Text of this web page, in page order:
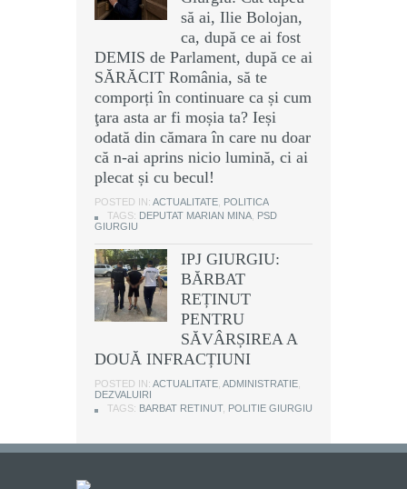
să ai, Ilie Bolojan,
ca, după ce ai fost
DEMIS de Parlament, după ce ai
SĂRĂCIT România, să te
comporți în continuare ca și cum
ţara asta ar fi moșia ta? Ieși
odată din cămara în care nu doar
că n-ai aprins nicio lumină, ci ai
plecat și cu becul!
POSTED IN: ACTUALITATE POLITICA
TAGS: DEPUTAT MARIAN MINA PSD
GIURGIU
IPJ GIURGIU:
BĂRBAT
REȚINUT
PENTRU
SĂVÂRȘIREA A
DOUĂ INFRACȚIUNI
POSTED IN: ACTUALITATE ADMINISTRATIE
DEZVALUIRI
TAGS: BARBAT RETINUT, POLITIE GIURGIU